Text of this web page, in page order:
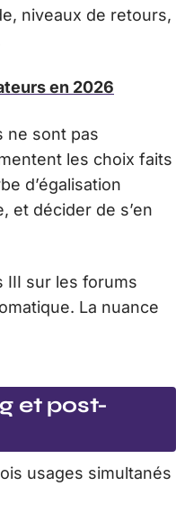
niveaux de retours,
en 2026
ne sont pas
les choix faits
d’égalisation
et décider de s’en
III sur les forums
La nuance
et post-
usages simultanés